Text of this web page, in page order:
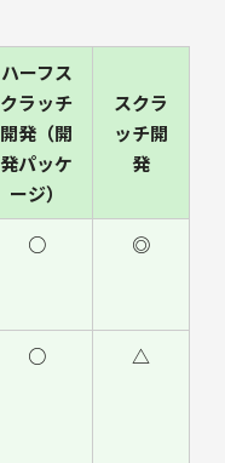
ハーフス
クラッチ
開発（開
発パッケ
ージ）
スクラ
ッチ開
発
○ ◎
○ △